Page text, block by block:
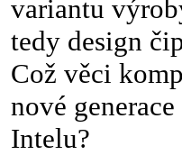
variantu
tedy design
Což věci
nové
Intelu?